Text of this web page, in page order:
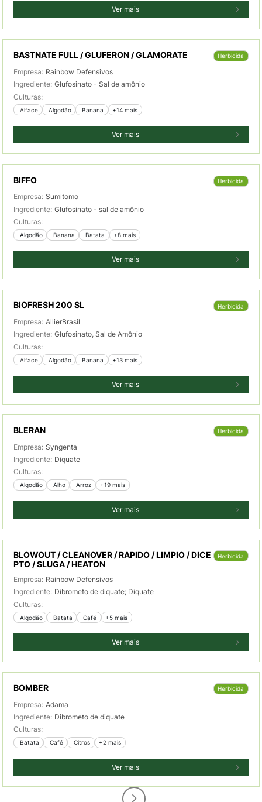
Ver mais
BASTNATE FULL / GLUFERON / GLAMORATE Herbicida
Empresa: Rainbow Defensivos
Ingrediente: Glufosinato - Sal de amônio
Culturas:
Alface Algodão Banana +14 mais
Ver mais
BIFFO Herbicida
Empresa: Sumitomo
Ingrediente: Glufosinato - sal de amônio
Culturas:
Algodão Banana Batata +8 mais
Ver mais
BIOFRESH 200 SL Herbicida
Empresa: AllierBrasil
Ingrediente: Glufosinato, Sal de Amônio
Culturas:
Alface Algodão Banana +13 mais
Ver mais
BLERAN Herbicida
Empresa: Syngenta
Ingrediente: Diquate
Culturas:
Algodão Alho Arroz +19 mais
Ver mais
BLOWOUT / CLEANOVER / RAPIDO / LIMPIO / DICE
PTO / SLUGA / HEATON
Herbicida
Empresa: Rainbow Defensivos
Ingrediente: Dibrometo de diquate; Diquate
Culturas:
Algodão Batata Café +5 mais
Ver mais
BOMBER Herbicida
Empresa: Adama
Ingrediente: Dibrometo de diquate
Culturas:
Batata Café Citros +2 mais
Ver mais